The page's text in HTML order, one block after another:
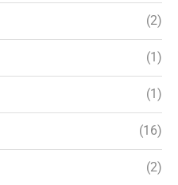
(2)
(1)
(1)
(16)
(2)